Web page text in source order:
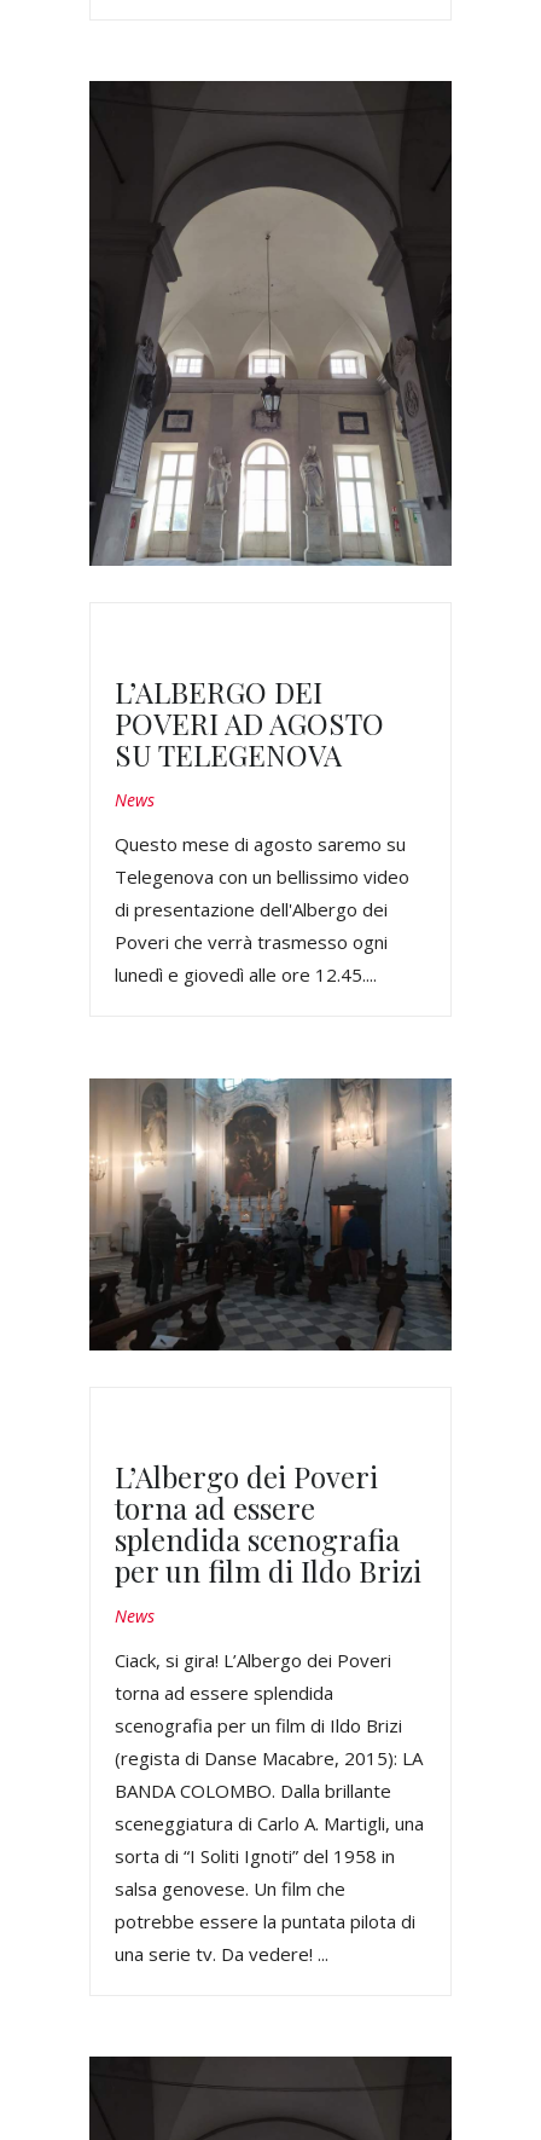
L’ALBERGO DEI
POVERI AD AGOSTO
SU TELEGENOVA
News
Questo mese di agosto saremo su
Telegenova con un bellissimo video
di presentazione dell'Albergo dei
Poveri che verrà trasmesso ogni
lunedì e giovedì alle ore 12.45....
L’Albergo dei Poveri
torna ad essere
splendida scenografia
per un film di Ildo Brizi
News
Ciack, si gira! L’Albergo dei Poveri
torna ad essere splendida
scenografia per un film di Ildo Brizi
(regista di Danse Macabre, 2015): LA
BANDA COLOMBO. Dalla brillante
sceneggiatura di Carlo A. Martigli, una
sorta di “I Soliti Ignoti” del 1958 in
salsa genovese. Un film che
potrebbe essere la puntata pilota di
una serie tv. Da vedere! ...